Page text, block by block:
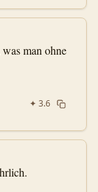
man ohne
✦ 3.6